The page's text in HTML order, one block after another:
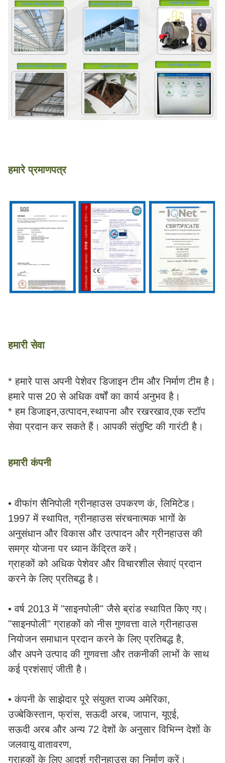
हमारे प्रमाणपत्र
हमारी सेवा
* हमारे पास अपनी पेशेवर डिजाइन टीम और निर्माण टीम है।
हमारे पास 20 से अधिक वर्षों का कार्य अनुभव है।
* हम डिजाइन,उत्पादन,स्थापना और रखरखाव,एक स्टॉप
सेवा प्रदान कर सकते हैं। आपकी संतुष्टि की गारंटी है।
हमारी कंपनी
• वीफांग सैनिपोली ग्रीनहाउस उपकरण कं, लिमिटेड।
1997 में स्थापित, ग्रीनहाउस संरचनात्मक भागों के
अनुसंधान और विकास और उत्पादन और ग्रीनहाउस की
समग्र योजना पर ध्यान केंद्रित करें।
ग्राहकों को अधिक पेशेवर और विचारशील सेवाएं प्रदान
करने के लिए प्रतिबद्ध है।
• वर्ष 2013 में "साइनपोली" जैसे ब्रांड स्थापित किए गए।
"साइनपोली" ग्राहकों को नीस गुणवत्ता वाले ग्रीनहाउस
नियोजन समाधान प्रदान करने के लिए प्रतिबद्ध है,
और अपने उत्पाद की गुणवत्ता और तकनीकी लाभों के साथ
कई प्रशंसाएं जीती है।
• कंपनी के साझेदार पूरे संयुक्त राज्य अमेरिका,
उज्बेकिस्तान, फ्रांस, सऊदी अरब, जापान, यूएई,
सऊदी अरब और अन्य 72 देशों के अनुसार विभिन्न देशों के
जलवायु वातावरण,
ग्राहकों के लिए आदर्श ग्रीनहाउस का निर्माण करें।